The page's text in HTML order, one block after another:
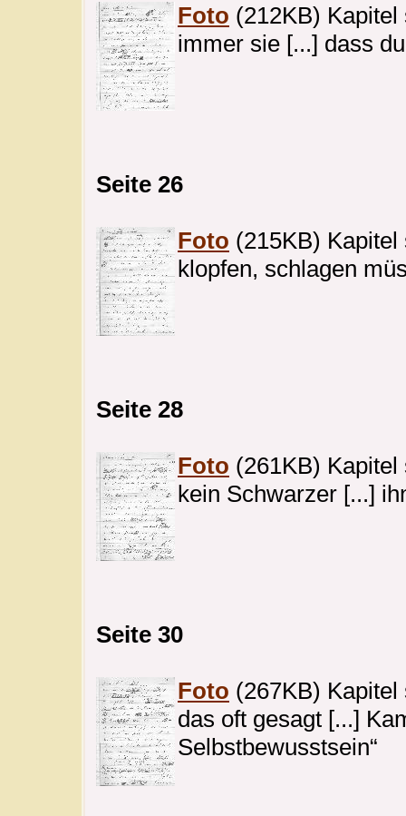
Foto (212KB) Kapitel
immer sie [...] dass
Seite 26
Foto (215KB) Kapitel
klopfen, schlagen
Seite 28
Foto (261KB) Kapitel
kein Schwarzer [...]
Seite 30
Foto (267KB) Kapitel
das oft gesagt [...]
Selbstbewusstsein“